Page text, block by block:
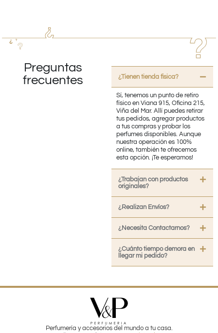
Preguntas
frecuentes
¿Tienen tienda fisica?
Sí, tenemos un punto de retiro
físico en Viana 915, Oficina 215,
Viña del Mar. Allí puedes retirar
tus pedidos, agregar productos
a tus compras y probar los
perfumes disponibles. Aunque
nuestra operación es 100%
online, también te ofrecemos
esta opción. ¡Te esperamos!
¿Trabajan con productos
originales?
¿Realizan Envíos?
¿Necesita Contactarnos?
¿Cuánto tiempo demora en
llegar mi pedido?
Perfumería y accesorios del mundo a tu casa.